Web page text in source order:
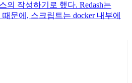
의 작성하기로 했다. Redash는
문에, 스크립트는 docker 내부에